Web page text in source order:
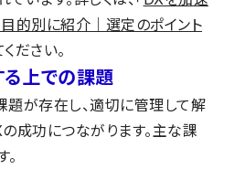
目的別に紹介｜選定のポイント
ださい。
上での課題
が存在し、適切に管理して解
成功につながります。主な課